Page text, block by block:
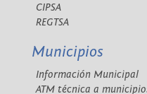
CIPSA
REGTSA
Municipios
Información Municipal
ATM técnica a